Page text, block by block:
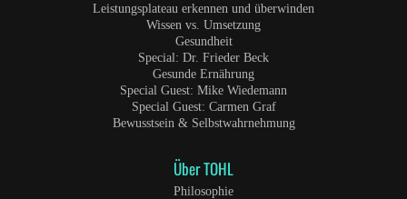
Leistungsplateau erkennen und überwinden
Wissen vs. Umsetzung
Gesundheit
Special: Dr. Frieder Beck
Gesunde Ernährung
Special Guest: Mike Wiedemann
Special Guest: Carmen Graf
Bewusstsein & Selbstwahrnehmung
Über TOHL
Philosophie